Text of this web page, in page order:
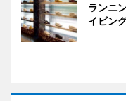
ランニ
イビン